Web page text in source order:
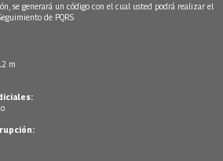
se generará un código con el cual usted podrá realizar el
de PQRS
m